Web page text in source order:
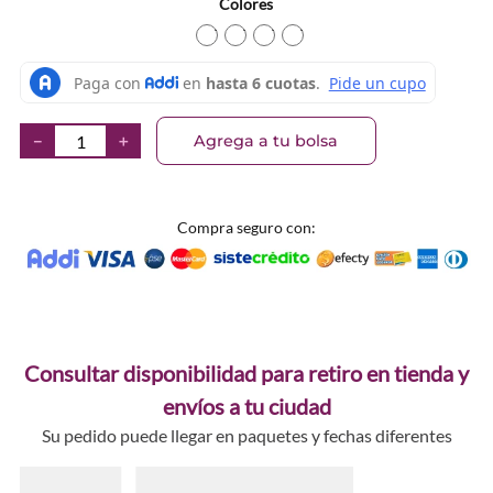
Colores
TEXTURA_4059729542748
TEXTURA_4059729542724
TEXTURA_4059729542700
＋
－ Agrega a tu bolsa
Compra seguro con:
Consultar disponibilidad para retiro en tienda y
envíos a tu ciudad
Su pedido puede llegar en paquetes y fechas diferentes